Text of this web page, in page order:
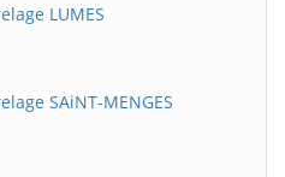
LUMES
SAiNT-MENGES